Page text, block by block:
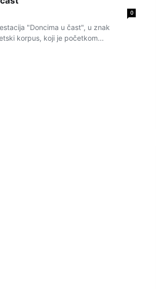
0
"Doncima u čast", u znak
korpus, koji je početkom...